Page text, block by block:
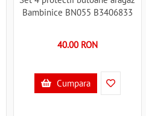
Bambinice BN055 B3406833
40.00 RON
Cumpara